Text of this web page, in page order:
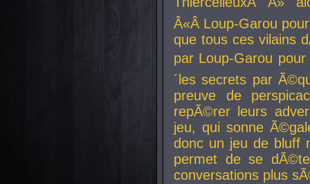
Â«Â Loup-Garou
que tous ces vilains
par Loup-Garou
´les secrets par
preuve de
repÃ©rer leurs
jeu, qui sonne
donc un jeu de bluff
permet de se
conversations plus